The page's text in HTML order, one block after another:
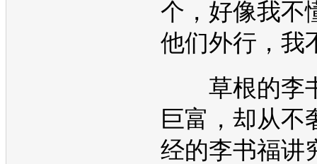
个，好像我不
他们外行，我
草根的李
巨富，却从不
经的李书福讲